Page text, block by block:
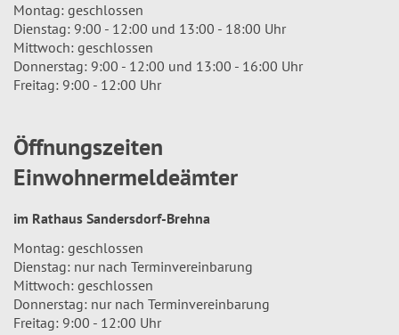
Montag: geschlossen
Dienstag: 9:00 - 12:00 und 13:00 - 18:00 Uhr
Mittwoch: geschlossen
Donnerstag: 9:00 - 12:00 und 13:00 - 16:00 Uhr
Freitag: 9:00 - 12:00 Uhr
Öffnungszeiten
Einwohnermeldeämter
im Rathaus Sandersdorf-Brehna
Montag: geschlossen
Dienstag: nur nach Terminvereinbarung
Mittwoch: geschlossen
Donnerstag: nur nach Terminvereinbarung
Freitag: 9:00 - 12:00 Uhr